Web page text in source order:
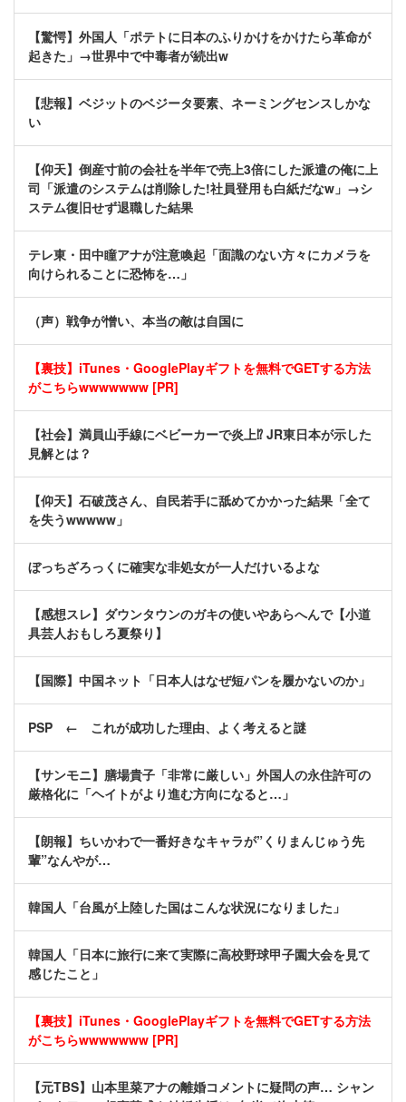
【驚愕】外国人「ポテトに日本のふりかけをかけたら革命が
起きた」→世界中で中毒者が続出w
【悲報】ベジットのベジータ要素、ネーミングセンスしかな
い
【仰天】倒産寸前の会社を半年で売上3倍にした派遣の俺に上
司「派遣のシステムは削除した!社員登用も白紙だなw」→シ
ステム復旧せず退職した結果
テレ東・田中瞳アナが注意喚起「面識のない方々にカメラを
向けられることに恐怖を…」
（声）戦争が憎い、本当の敵は自国に
【裏技】iTunes・GooglePlayギフトを無料でGETする方法
がこちらwwwwwww [PR]
【社会】満員山手線にベビーカーで炎上⁉ JR東日本が示した
見解とは？
【仰天】石破茂さん、自民若手に舐めてかかった結果「全て
を失うwwwww」
ぼっちざろっくに確実な非処女が一人だけいるよな
【感想スレ】ダウンタウンのガキの使いやあらへんで【小道
具芸人おもしろ夏祭り】
【国際】中国ネット「日本人はなぜ短パンを履かないのか」
PSP ← これが成功した理由、よく考えると謎
【サンモニ】膳場貴子「非常に厳しい」外国人の永住許可の
厳格化に「ヘイトがより進む方向になると…」
【朗報】ちいかわで一番好きなキャラが”くりまんじゅう先
輩”なんやが…
韓国人「台風が上陸した国はこんな状況になりました」
韓国人「日本に旅行に来て実際に高校野球甲子園大会を見て
感じたこと」
【裏技】iTunes・GooglePlayギフトを無料でGETする方法
がこちらwwwwwww [PR]
【元TBS】山本里菜アナの離婚コメントに疑問の声… シャン